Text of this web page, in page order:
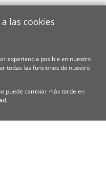
las cookies
experiencia posible en nuestro
todas las funciones de nuestro
puede cambiar más tarde en
.